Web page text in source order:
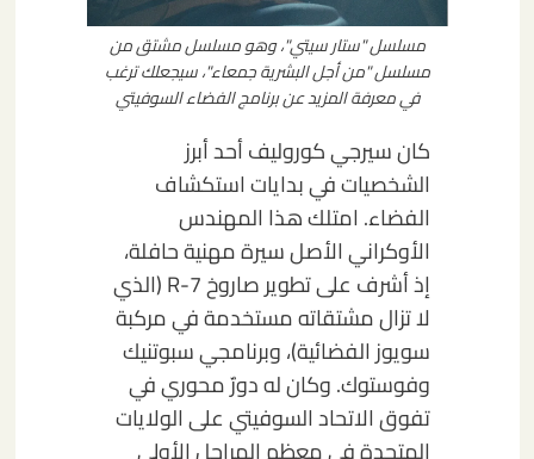
مسلسل "ستار سيتي"، وهو مسلسل مشتق من
مسلسل "من أجل البشرية جمعاء"، سيجعلك ترغب
في معرفة المزيد عن برنامج الفضاء السوفيتي
كان سيرجي كوروليف أحد أبرز
الشخصيات في بدايات استكشاف
الفضاء. امتلك هذا المهندس
الأوكراني الأصل سيرة مهنية حافلة،
إذ أشرف على تطوير صاروخ R-7 (الذي
لا تزال مشتقاته مستخدمة في مركبة
سويوز الفضائية)، وبرنامجي سبوتنيك
وفوستوك. وكان له دورٌ محوري في
تفوق الاتحاد السوفيتي على الولايات
المتحدة في معظم المراحل الأولى